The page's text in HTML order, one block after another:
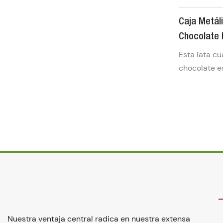
Caja
Chocolate
Con Tapa
Esta lata
chocolate
Nuestra ventaja central radica en nuestra extensa